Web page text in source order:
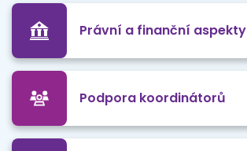
Právní a finanční aspekty
Podpora koordinátorů